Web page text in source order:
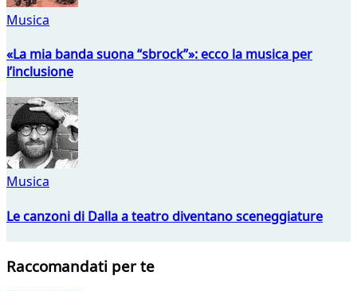
Musica
«La mia banda suona “sbrock”»: ecco la musica per
l’inclusione
Musica
Le canzoni di Dalla a teatro diventano sceneggiature
Raccomandati per te